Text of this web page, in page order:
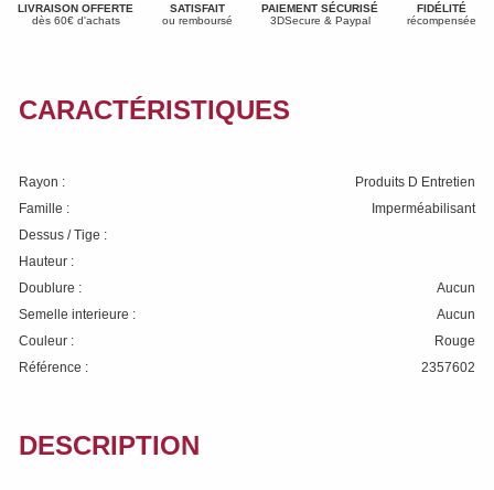
LIVRAISON OFFERTE
dès 60€ d'achats
SATISFAIT
ou remboursé
PAIEMENT SÉCURISÉ
3DSecure & Paypal
FIDÉLITÉ
récompensée
CARACTÉRISTIQUES
Rayon :
Produits D Entretien
Famille :
Imperméabilisant
Dessus / Tige :
Hauteur :
Doublure :
Aucun
Semelle interieure :
Aucun
Couleur :
Rouge
Référence :
2357602
DESCRIPTION